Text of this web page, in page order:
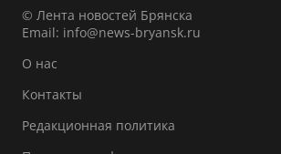
© Лента новостей Брянска
Email: info@news-bryansk.ru
О нас
Контакты
Редакционная политика